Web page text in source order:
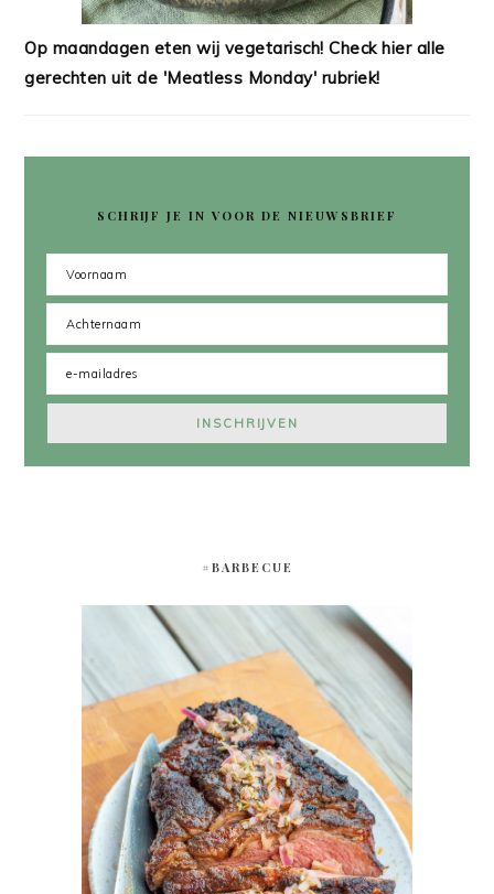
Op maandagen eten wij vegetarisch! Check hier alle
gerechten uit de 'Meatless Monday' rubriek!
SCHRIJF JE IN VOOR DE NIEUWSBRIEF
#BARBECUE